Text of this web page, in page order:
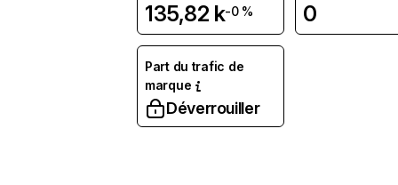
135,82 k-0 % 0
Part du trafic de
marque
Déverrouiller